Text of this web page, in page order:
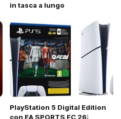
in tasca a lungo
PlayStation 5 Digital Edition
con EA SPORTS FC 26: